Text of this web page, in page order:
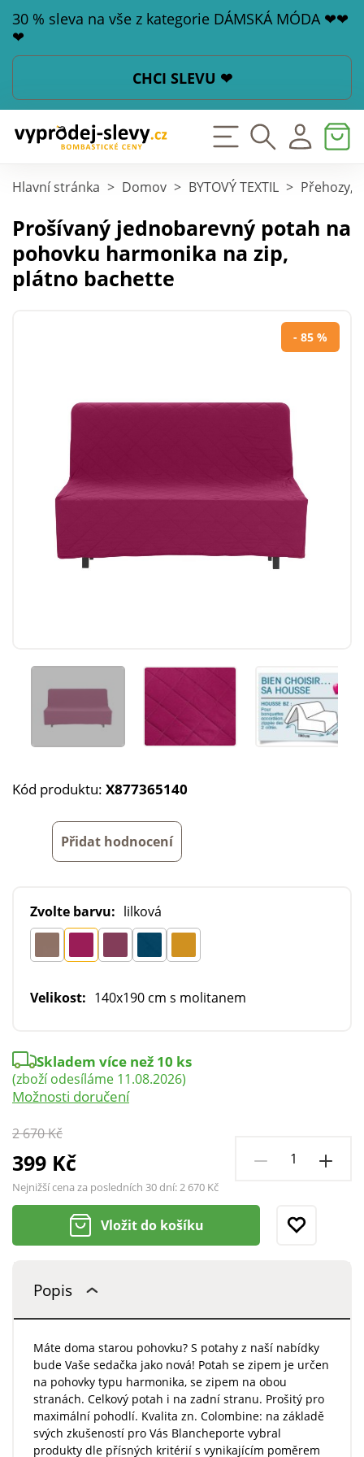
30 % sleva na vše z kategorie DÁMSKÁ MÓDA ❤❤
❤
CHCI SLEVU ❤
Hlavní stránka > Domov > BYTOVÝ TEXTIL > Přehozy,
Prošívaný jednobarevný potah na
pohovku harmonika na zip,
plátno bachette
- 85 %
Kód produktu: X877365140
Přidat hodnocení
Zvolte barvu: lilková
Velikost: 140x190 cm s molitanem
2 670 Kč
399 Kč
Nejnižší cena za posledních 30 dní:2 670 Kč
Skladem více než 10 ks
(zboží odesíláme 11.08.2026)
Možnosti doručení
Vložit do košíku
Popis
Máte doma starou pohovku? S potahy z naší nabídky
bude Vaše sedačka jako nová! Potah se zipem je určen
na pohovky typu harmonika, se zipem na obou
stranách. Celkový potah i na zadní stranu. Prošitý pro
maximální pohodlí. Kvalita zn. Colombine: na základě
svých zkušeností pro Vás Blancheporte vybral
produkty dle přísných kritérií s vynikajícím poměrem